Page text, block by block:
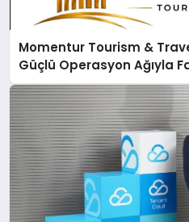
Momentur Tourism &
Güçlü Operasyon Ağıyla